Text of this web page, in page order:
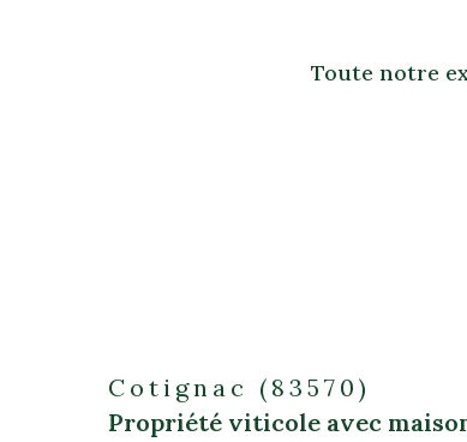
Toute notre
Cotignac (83570)
Propriété viticole avec